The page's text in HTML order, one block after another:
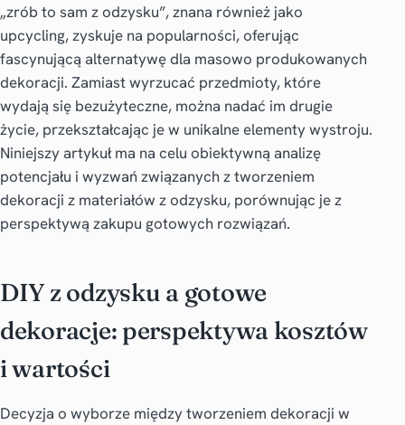
„zrób to sam z odzysku”, znana również jako
upcycling, zyskuje na popularności, oferując
fascynującą alternatywę dla masowo produkowanych
dekoracji. Zamiast wyrzucać przedmioty, które
wydają się bezużyteczne, można nadać im drugie
życie, przekształcając je w unikalne elementy wystroju.
Niniejszy artykuł ma na celu obiektywną analizę
potencjału i wyzwań związanych z tworzeniem
dekoracji z materiałów z odzysku, porównując je z
perspektywą zakupu gotowych rozwiązań.
DIY z odzysku a gotowe
dekoracje: perspektywa kosztów
i wartości
Decyzja o wyborze między tworzeniem dekoracji w